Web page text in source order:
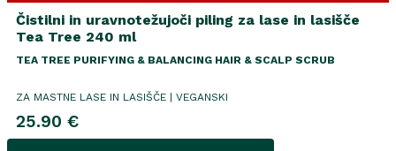
Čistilni in uravnotežujoči piling za lase in lasišče
Tea Tree 240 ml
TEA TREE PURIFYING & BALANCING HAIR & SCALP SCRUB
ZA MASTNE LASE IN LASIŠČE | VEGANSKI
25.90 €